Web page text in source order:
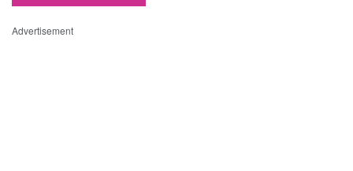
Advertisement